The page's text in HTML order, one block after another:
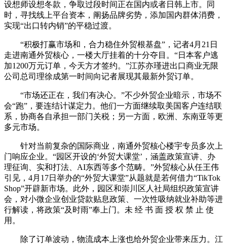
设想师设想冬款，争取过段时间正在国内或者日韩上市。同
时，寻找线上平台资本，阐扬品牌劣势，添加国内群体消费，
实现“出口转内销”的平稳过渡。
“积极打赢市场和，合力稳住外贸根基盘”，记者4月21日
走进南通外贸核心，一楼大厅挂着的十分夺目。“日本客户逃
加1200万元订单，今天方才签约。”江苏亦瑾进出口商业无限
公司总司理徐成第一时间向记者展现其最新外贸订单。
“市场还正在，我们有决心。”不少外贸企业暗示，市场不
会“跑”，要连结计谋定力。他们一方面继续取美国客户连结联
系，协商各自承担一部门关税；另一方面，欧洲、东南亚等更
多元市场。
针对当前复杂的国际商业，南通外贸核心楼宇专员多次上
门响应企业。“园区开设的‘外贸大课堂’，涵盖政策宣讲、办
理征询、实和打法、AI东西等多个范畴。”外贸核心从任王伟
引见，4月17日举办的“外贸大课堂”从题就是若何借力“TikTok
Shop”开辟新市场。此外，园区和崇川区人社局组织政策宣讲
会，对小微企业创业贷款贴息政策、一次性吸纳就业补助等进
行解读，将政策“及时雨”奉上门。未 经 书 面 授 权 禁 止 使
用。
除了订单波动，物流成本上涨也给外贸企业带来压力。江